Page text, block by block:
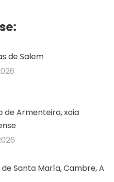
de Salem
de Armenteira, xoia
Santa María, Cambre, A